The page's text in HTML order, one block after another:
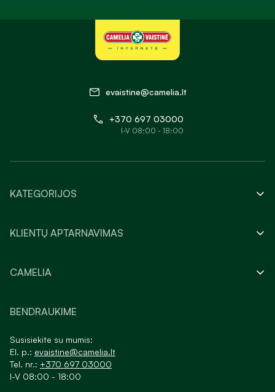
evaistine@camelia.lt
+370 697 03000
I-V 08:00 - 18:00
KATEGORIJOS
KLIENTŲ APTARNAVIMAS
CAMELIA
BENDRAUKIME
Susisiekite su mumis:
El. p.: evaistine@camelia.lt
Tel. nr.: +370 697 03000
I-V 08:00 - 18:00